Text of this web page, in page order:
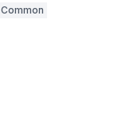
Common